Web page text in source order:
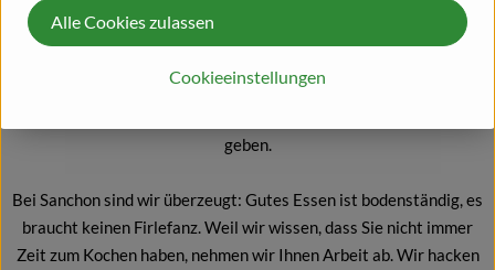
Geschmack kamen. Mit Christof Henne stieß ein weiterer
kocherfahrener Globetrotter dazu. Es entstand die gemeinsame
gastlichen Familien, kleinen Garküchen und an Streetfood-
geben.
Bei Sanchon sind wir überzeugt: Gutes Essen ist bodenständig, es
braucht keinen Firlefanz. Weil wir wissen, dass Sie nicht immer
Zeit zum Kochen haben, nehmen wir Ihnen Arbeit ab. Wir hacken
Cookieeinstellungen
Alle Cookies zulassen